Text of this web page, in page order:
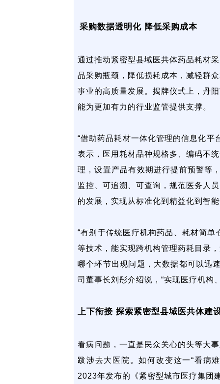
采购数据透明化 降低采购成本
通过推动紧密型县域医共体药品耗材
品采购瓶颈，降低损耗成本，减轻群
事业的高质量发展。揭牌仪式上，丹
能为更加有力的行业监管提供支撑。
“借助药品耗材一体化管理的信息化
表示，医用耗材品种规格多、编码不
理，设置产品有效期进行提前预警等
监控、可追溯、可查询，规范医务人
的发展，实现从标准化到精益化到智
“有别于传统医疗机构药品、耗材简
等技术，能实现跨机构管理药耗目录
哪个环节出现问题，大数据都可以迅
司董事长刘彤介绍说，“实现医疗机构
上下衔接 探索紧密型县域医共体建
看病问题，一直是民众关心的头等大
跋涉去大医院。如何改变这一“看病
2023年发布的《紧密型城市医疗集团